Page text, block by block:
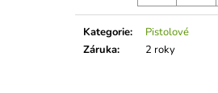
Kategorie:
Pistolové
Záruka: 2 roky